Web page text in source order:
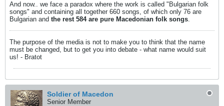
And now.. we face a paradox where the work is called "Bulgarian folk
songs" and containing all together 660 songs, of which only 76 are
Bulgarian and the rest 584 are pure Macedonian folk songs.
The purpose of the media is not to make you to think that the name
must be changed, but to get you into debate - what name would suit
us! - Bratot
Soldier of Macedon
Senior Member